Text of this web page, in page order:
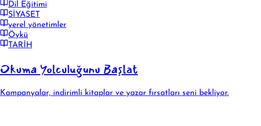
Dil Eğitimi
SİYASET
yerel yönetimler
Öykü
TARİH
Okuma Yolculuğunu Başlat
Kampanyalar, indirimli kitaplar ve yazar fırsatları seni bekliyor.